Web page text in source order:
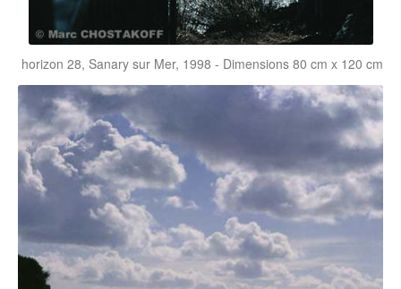
horizon 28, Sanary sur Mer, 1998 - Dimensions 80 cm x 120 cm